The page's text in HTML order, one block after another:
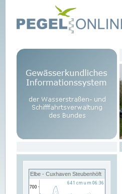
Elbe - Cuxhaven Steubenhöft